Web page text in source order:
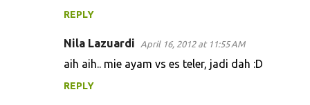
REPLY
Nila Lazuardi April 16, 2012 at 11:55 AM
aih aih.. mie ayam vs es teler, jadi dah :D
REPLY